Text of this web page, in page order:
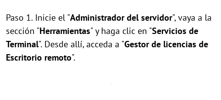
Paso 1. Inicie el "Administrador del servidor", vaya a la
sección "Herramientas" y haga clic en "Servicios de
Terminal". Desde allí, acceda a "Gestor de licencias de
Escritorio remoto".